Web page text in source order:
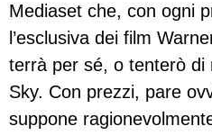
Mediaset che, con ogni
l’esclusiva dei film
terrà per sé, o tenterò di
Sky. Con prezzi, pare
suppone